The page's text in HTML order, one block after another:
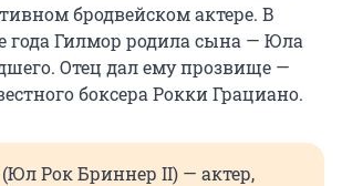
бродвейском актере. В
года Гилмор родила сына — Юла
Отец дал ему прозвище —
боксера Рокки Грациано.
Рок Бриннер II) — актер,